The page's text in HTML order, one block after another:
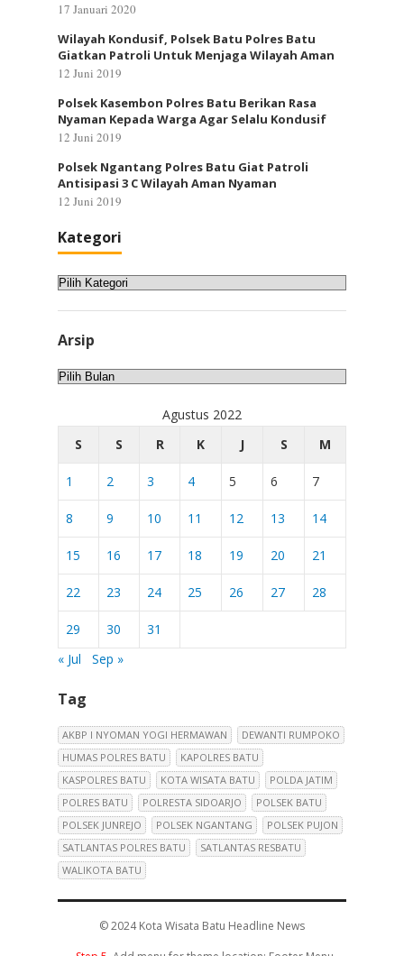
17 Januari 2020
Wilayah Kondusif, Polsek Batu Polres Batu
Giatkan Patroli Untuk Menjaga Wilayah Aman
12 Juni 2019
Polsek Kasembon Polres Batu Berikan Rasa
Nyaman Kepada Warga Agar Selalu Kondusif
12 Juni 2019
Polsek Ngantang Polres Batu Giat Patroli
Antisipasi 3 C Wilayah Aman Nyaman
12 Juni 2019
Kategori
Kategori
Arsip
Arsip
Agustus 2022
S
S R K J S M
1 2 3 4 5 6 7
8 9 10 11 12 13 14
15 16 17 18 19 20 21
22 23 24 25 26 27 28
29 30
31
« Jul
Sep »
Tag
AKBP I NYOMAN YOGI HERMAWAN
DEWANTI RUMPOKO
HUMAS POLRES BATU
KAPOLRES BATU
KASPOLRES BATU
KOTA WISATA BATU
POLDA JATIM
POLRES BATU
POLRESTA SIDOARJO
POLSEK BATU
POLSEK JUNREJO
POLSEK NGANTANG
POLSEK PUJON
SATLANTAS POLRES BATU
SATLANTAS RESBATU
WALIKOTA BATU
© 2024Kota Wisata Batu Headline News